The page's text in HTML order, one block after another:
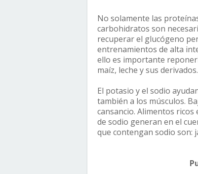
No solamente las
carbohidratos son
recuperar el glucógeno
entrenamientos de alta
ello es importante
maíz, leche y sus derivados.
El potasio y el sodio
también a los músculos.
cansancio. Alimentos
de sodio generan en el
que contengan sodio son: